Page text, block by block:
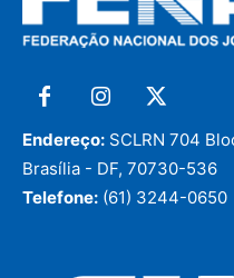
Endereço: SCLRN 704
Brasília - DF, 70730-536
Telefone: (61) 3244-0650